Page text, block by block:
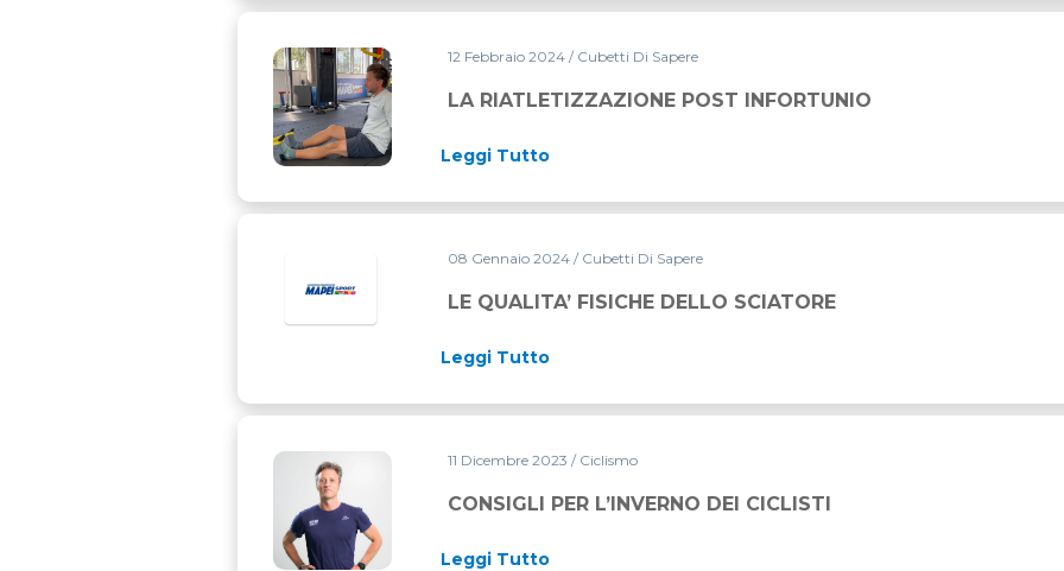
LA RIATLETIZZAZIONE POST INFORTUNIO
12 Febbraio 2024 / Cubetti Di Sapere
LA RIATLETIZZAZIONE POST INFORTUNIO
Leggi Tutto
08 Gennaio 2024 / Cubetti Di Sapere
LE QUALITA’ FISICHE DELLO SCIATORE
Leggi Tutto
CONSIGLI PER L’INVERNO DEI CICLISTI
11 Dicembre 2023 / Ciclismo
CONSIGLI PER L’INVERNO DEI CICLISTI
Leggi Tutto